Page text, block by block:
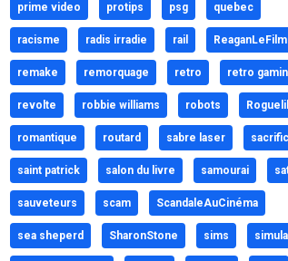
prime video protips psg quebec
racisme radis irradie rail ReaganLeFilm
remake remorquage retro retro
revolte robbie williams robots
romantique routard sabre laser
saint patrick salon du livre samourai
sauveteurs scam ScandaleAuCinéma
sea sheperd SharonStone sims